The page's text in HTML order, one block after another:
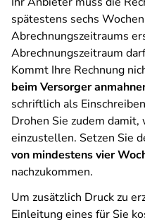
spätestens sechs
Abrechnungszeitraums
Abrechnungszeitraum
Kommt Ihre Rechnung
beim Versorger
schriftlich als
Drohen Sie zudem
einzustellen. Setzen Sie
von mindestens vier
nachzukommen.
Um zusätzlich Druck zu
Einleitung eines für Sie